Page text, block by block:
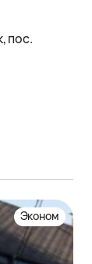
пос.
Эконом